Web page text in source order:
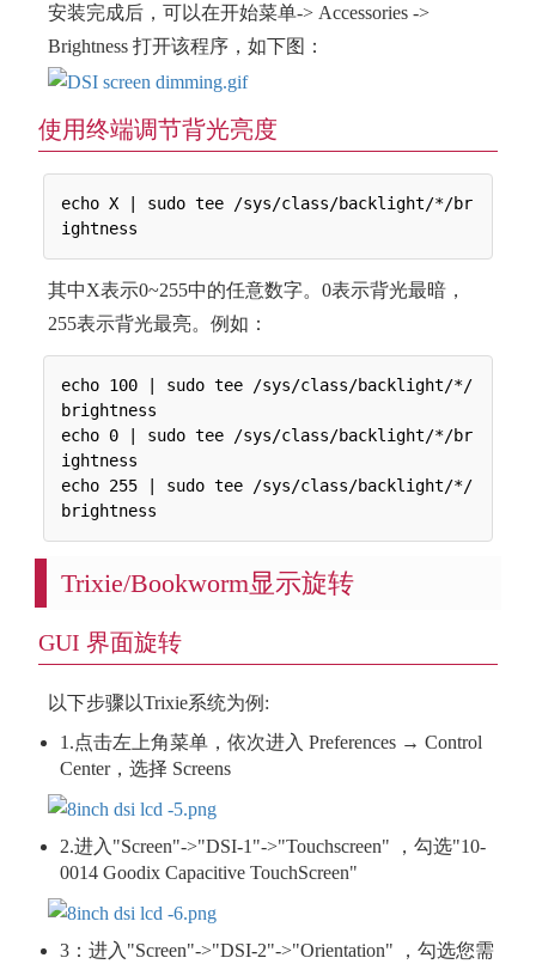
安装完成后，可以在开始菜单-> Accessories ->
Brightness 打开该程序，如下图：
使用终端调节背光亮度
echo X | sudo tee /sys/class/backlight/*/br
其中X表示0~255中的任意数字。0表示背光最暗，
255表示背光最亮。例如：
echo 100 | sudo tee /sys/class/backlight/*/
brightness
echo 0 | sudo tee /sys/class/backlight/*/br
ightness
echo 255 | sudo tee /sys/class/backlight/*/
Trixie/Bookworm显示旋转
GUI 界面旋转
以下步骤以Trixie系统为例:
1.点击左上角菜单，依次进入 Preferences → Control
Center，选择 Screens
2.进入"Screen"->"DSI-1"->"Touchscreen" ，勾选"10-
0014 Goodix Capacitive TouchScreen"
3：进入"Screen"->"DSI-2"->"Orientation" ，勾选您需